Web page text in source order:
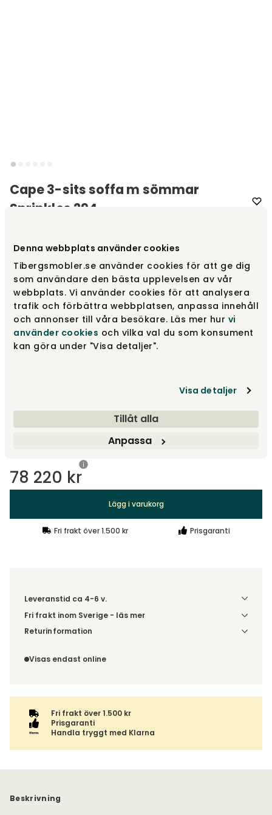
Denna webbplats använder cookies
Tibergsmobler.se använder cookies för att ge dig
som användare den bästa upplevelsen av vår
webbplats. Vi använder cookies för att analysera
trafik och förbättra webbplatsen, anpassa innehåll
och annonser till våra besökare. Läs mer hur vi
använder cookies och vilka val du som konsument
kan göra under "Visa detaljer".
Visa detaljer
Tillåt alla
Anpassa
Cape 3-sits soffa m sömmar
Sprinkles 294
Välj färgSprinkles 294
Sprinkles 294 78 220 kr
Merit 005
Visa fler +7
78 220 kr
Lägg i varukorg
Fri frakt över 1.500 kr Prisgaranti
Leveranstid ca 4-6 v.
Fri frakt inom Sverige - läs mer
Denna vara skickas till din port/tomtgräns. Innan leverans
ordern tillsammans.
Returinformation
inte av ångerrätten.
Visas endast online
Fri frakt över 1.500 kr
Prisgaranti
Handla tryggt med Klarna
Beskrivning